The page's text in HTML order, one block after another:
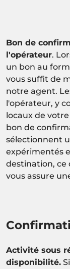
Bon de
l'opérateur.
un bon au
vous suffit de
notre agent.
l'opérateur, y
locaux de
bon de
sélectionnent
expérimentés
destination, ce
vous assure
Activité sous
disponibilité.